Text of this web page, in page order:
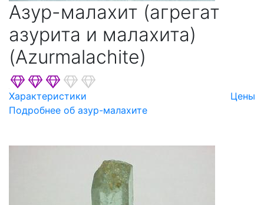
Азур-малахит (агрегат
азурита и малахита)
(Azurmalachite)
Характеристики
Цены
Подробнее об азур-малахите